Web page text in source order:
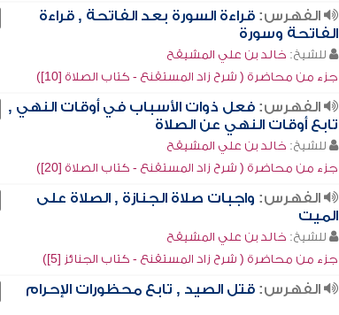
الفهرس: قراءة السورة بعد الفاتحة , قراءة
الفاتحة وسورة
للشيخ: خالد بن علي المشيقح
جزء من محاضرة ( شرح زاد المستقنع - كتاب الصلاة [10])
الفهرس: فعل ذوات الأسباب في أوقات النهي ,
تابع أوقات النهي عن الصلاة
للشيخ: خالد بن علي المشيقح
جزء من محاضرة ( شرح زاد المستقنع - كتاب الصلاة [20])
الفهرس: واجبات صلاة الجنازة , الصلاة على
الميت
للشيخ: خالد بن علي المشيقح
جزء من محاضرة ( شرح زاد المستقنع - كتاب الجنائز [5])
الفهرس: قتل الصيد , تابع محظورات الإحرام